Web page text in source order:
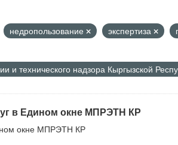
недропользование экспертиза
и технического надзора Кыргызской
в Едином окне МПРЭТН КР
окне МПРЭТН КР